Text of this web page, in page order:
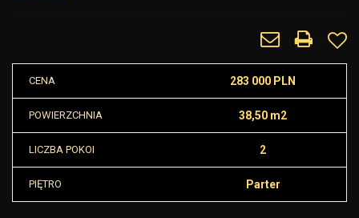
CENA 283 000 PLN
POWIERZCHNIA 38,50 m2
LICZBA POKOI 2
PIĘTRO Parter